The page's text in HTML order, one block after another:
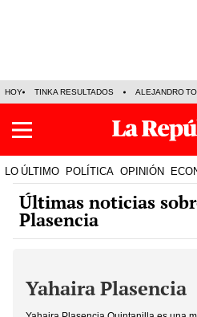
HOY TINKA RESULTADOS ALEJANDRO
LO ÚLTIMO POLÍTICA OPINIÓN
Últimas noticias
Plasencia
Yahaira Plasencia